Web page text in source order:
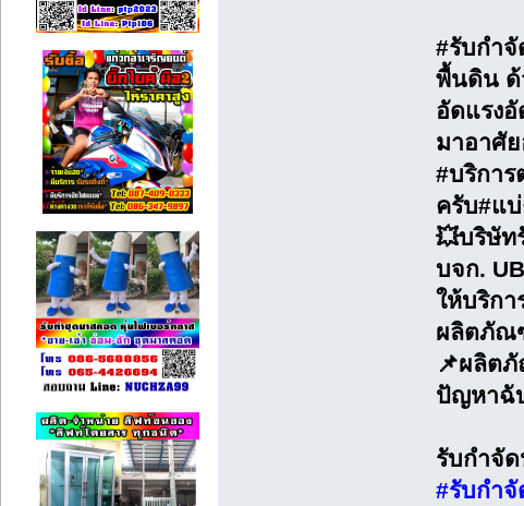
#รับกำ
พื้นดิน ด้
อัดแรง
มาอาศั
#บริกา
ครับ#แบ่
💥บริษัท
บจก.
ให้บริก
ผลิตภัณ
📌ผลิต
ปัญหาฉั
รับกำจั
#รับกำ